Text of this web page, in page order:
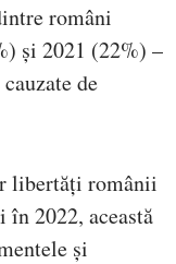
români
și 2021 (22%) –
de
libertăți românii
2022, această
și